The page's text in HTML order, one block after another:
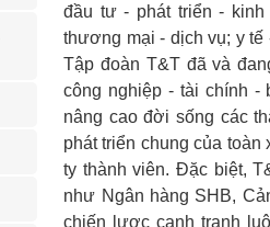
đầu tư - phát triển - kinh
thương mại - dịch vụ; y tế
Tập đoàn T&T đã và
công nghiệp - tài chính -
nâng cao đời sống các
phát triển chung của
ty thành viên. Đặc biệt,
như Ngân hàng SHB,
chiến lược cạnh tranh